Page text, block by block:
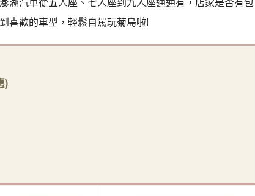
湖汽車從五人座、七人座到九人座通通有，店家是否有包
喜歡的車型，輕鬆自駕玩菊島啦!
)